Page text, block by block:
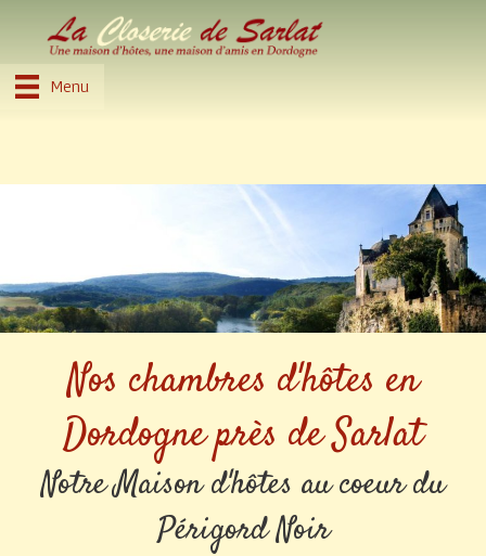
Menu
Nos chambres d'hôtes en
Dordogne près de Sarlat
Notre Maison d'hôtes au coeur du
Périgord Noir